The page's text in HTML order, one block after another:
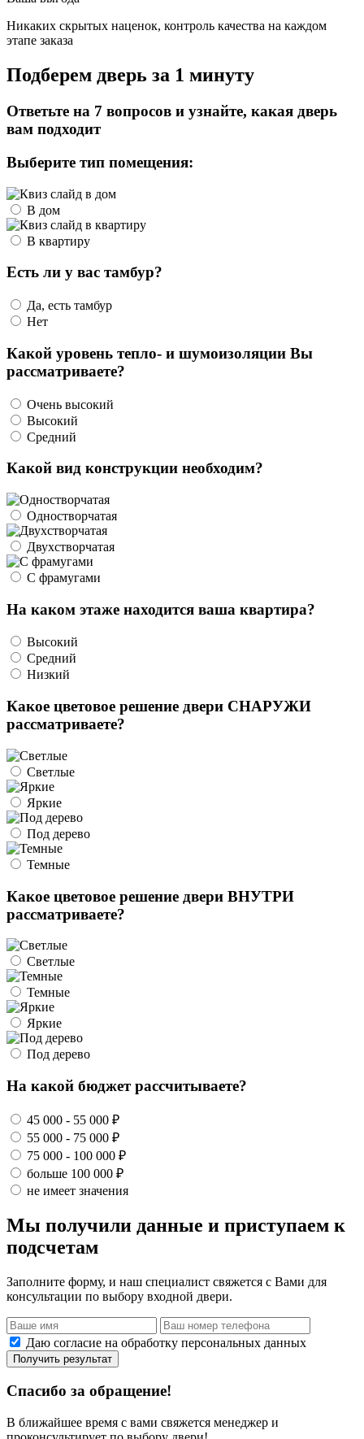
Никаких скрытых наценок, контроль качества на каждом
этапе заказа
Подберем дверь за 1 минуту
Ответьте на 7 вопросов и узнайте, какая дверь
вам подходит
Выберите тип помещения:
В дом
В квартиру
Есть ли у вас тамбур?
Да, есть тамбур
Нет
Какой уровень тепло- и шумоизоляции Вы
рассматриваете?
Очень высокий
Высокий
Средний
Какой вид конструкции необходим?
Одностворчатая
Двухстворчатая
С фрамугами
На каком этаже находится ваша квартира?
Высокий
Средний
Низкий
Какое цветовое решение двери СНАРУЖИ
рассматриваете?
Светлые
Яркие
Под дерево
Темные
Какое цветовое решение двери ВНУТРИ
рассматриваете?
Светлые
Темные
Яркие
Под дерево
На какой бюджет рассчитываете?
45 000 - 55 000 ₽
55 000 - 75 000 ₽
75 000 - 100 000 ₽
больше 100 000 ₽
не имеет значения
Мы получили данные и приступаем к
подсчетам
Заполните форму, и наш специалист свяжется с Вами для
консультации по выбору входной двери.
Даю согласие на обработку персональных данных
Получить результат
Спасибо за обращение!
В ближайшее время с вами свяжется менеджер и